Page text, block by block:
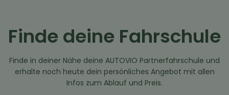
Finde deine Fahrschule
Finde in deiner Nähe deine AUTOVIO Partnerfahrschule und
erhalte noch heute dein persönliches Angebot mit allen
Infos zum Ablauf und Preis.